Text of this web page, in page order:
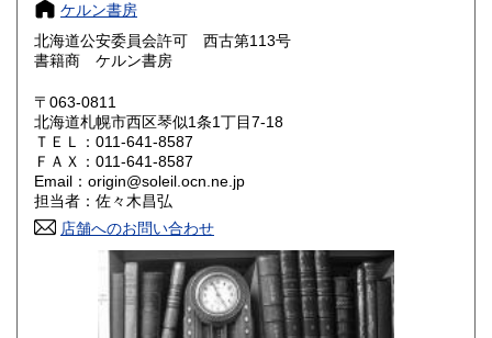
奈良県 600円 和歌山県
岡山県 600円
山口県 600円
香川県 600円
600円 福岡県
600円 長崎県
ケルン書房
北海道公安委員会許可 西古第113号
書籍商 ケルン書房
〒063-0811
北海道札幌市西区琴似1条1丁目7-18
ＴＥＬ：011-641-8587
ＦＡＸ：011-641-8587
Email：origin@soleil.ocn.ne.jp
担当者：佐々木昌弘
店舗へのお問い合わせ